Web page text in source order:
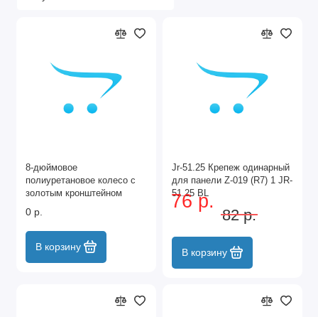
8-дюймовое
полиуретановое колесо с
золотым кронштейном
9180-01-KPCI
0 р.
В корзину
Jr-51.25 Крепеж одинарный
для панели Z-019 (R7) 1 JR-
51.25 BL
76 р.
82 р.
В корзину